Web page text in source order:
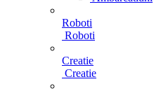
Roboti
Roboti
Creatie
Creatie